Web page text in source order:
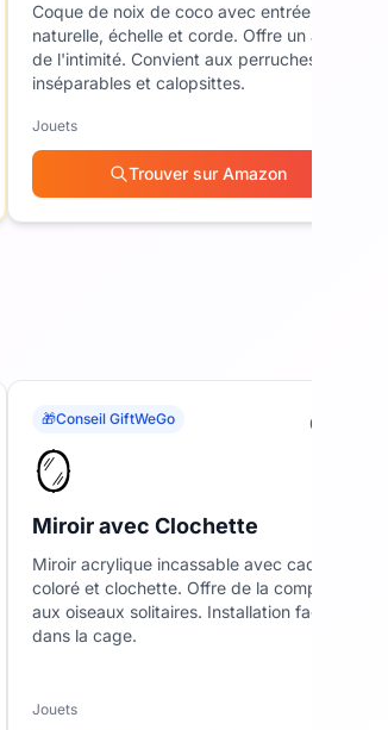
Coque de noix de coco avec entrée
naturelle, échelle et corde. Offre un abri et
de l'intimité. Convient aux perruches,
inséparables et calopsittes.
Jouets
Trouver sur Amazon
0
🎁Conseil GiftWeGo
🪞
Miroir avec Clochette
Miroir acrylique incassable avec cadre
coloré et clochette. Offre de la compagnie
aux oiseaux solitaires. Installation facile
dans la cage.
Jouets